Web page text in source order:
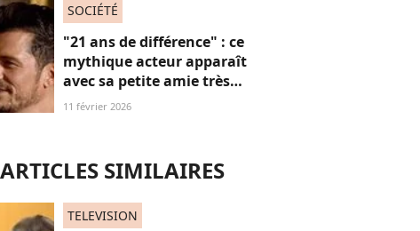
SOCIÉTÉ
"21 ans de différence" : ce
mythique acteur apparaît
avec sa petite amie très
"cadette", un écart d'âge
11 février 2026
SIMILAIRES
TELEVISION